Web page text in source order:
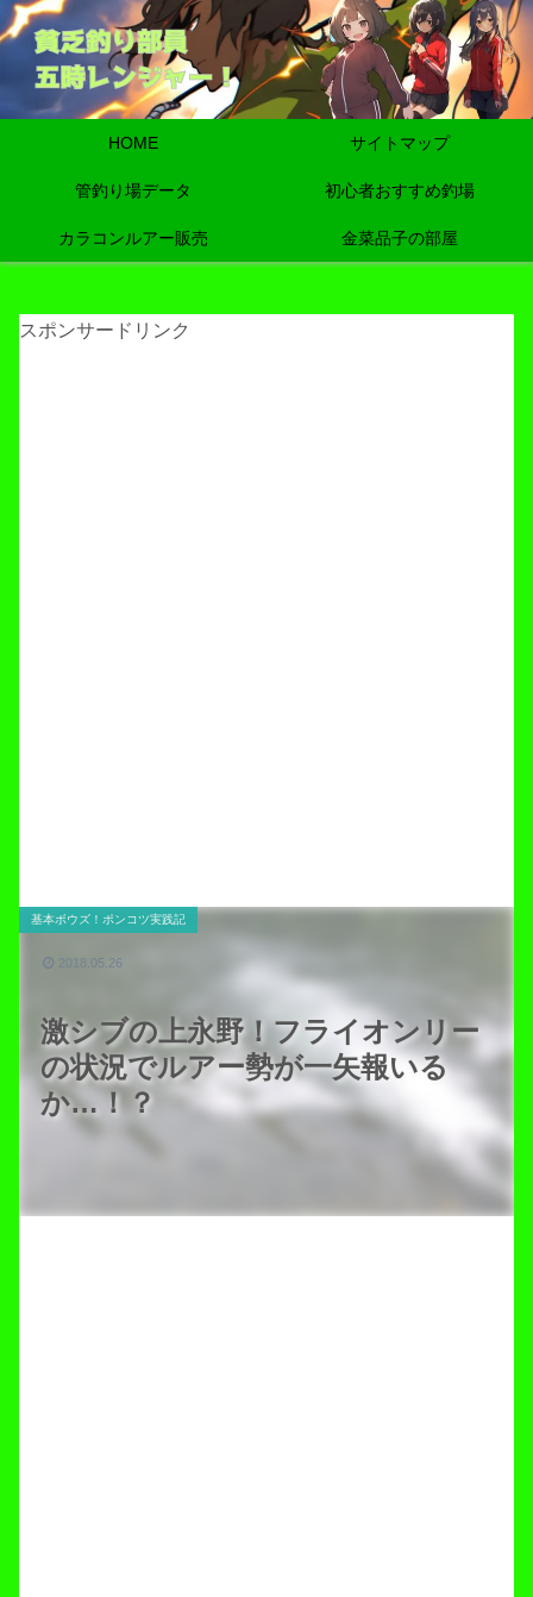
HOME サイトマップ
管釣り場データ 初心者おすすめ釣場
カラコンルアー販売 金菜品子の部屋
スポンサードリンク
激シブの上永野！フライオンリー
の状況でルアー勢が一矢報いる
か…！？
基本ボウズ！ポンコツ実践記
2018.05.26